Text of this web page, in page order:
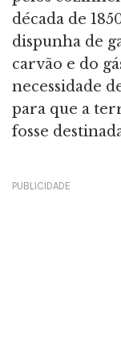
década de
dispunha de
carvão e do
necessidade
para que a
fosse
PUBLICIDADE